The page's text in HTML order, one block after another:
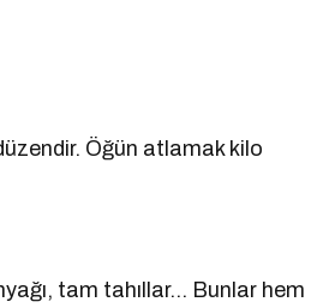
Öğün atlamak kilo
tam tahıllar… Bunlar hem